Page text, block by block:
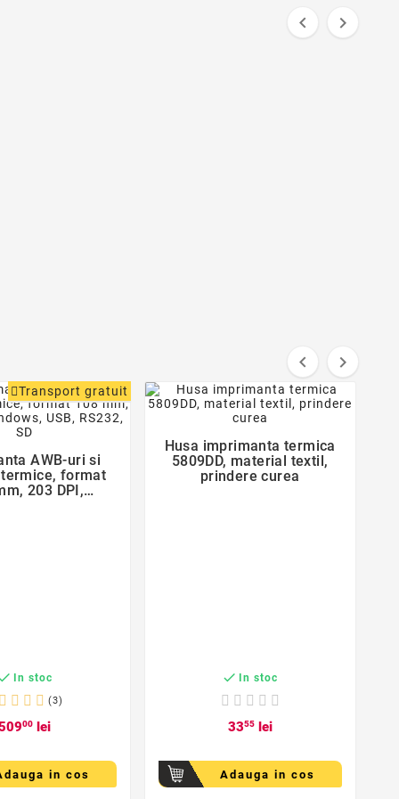
 
 
Transport gratuit

favorite_border
AWB-uri si
format
203 DPI,
In stoc
(3)
00lei
in cos

favorite_border
Husa imprimanta termica
5809DD, material textil,
prindere curea
 In stoc
3355lei
Adauga in cos